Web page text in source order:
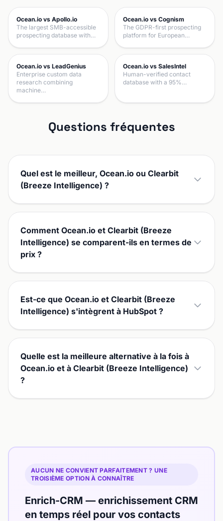
Ocean.io vs Apollo.io
The largest SMB-accessible
prospecting database with…
Ocean.io vs Cognism
The GDPR-first prospecting
platform for European…
Ocean.io vs LeadGenius
Enterprise custom data
research combining
machine…
Ocean.io vs SalesIntel
Human-verified contact
database with a 95%…
Questions fréquentes
Quel est le meilleur, Ocean.io ou Clearbit
(Breeze Intelligence) ?
Comment Ocean.io et Clearbit (Breeze
Intelligence) se comparent-ils en termes de
prix ?
Est-ce que Ocean.io et Clearbit (Breeze
Intelligence) s'intègrent à HubSpot ?
Quelle est la meilleure alternative à la fois à
Ocean.io et à Clearbit (Breeze Intelligence)
?
AUCUN NE CONVIENT PARFAITEMENT ? UNE
TROISIÈME OPTION À CONNAÎTRE
Enrich-CRM — enrichissement CRM
en temps réel pour vos contacts